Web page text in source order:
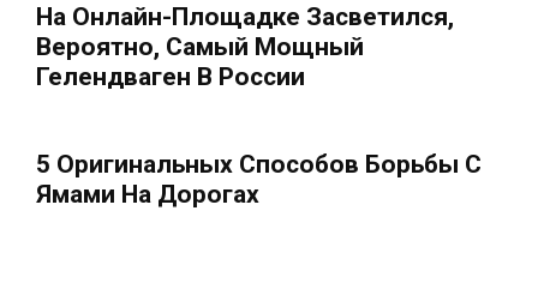
На Онлайн-Площадке Засветился,
Вероятно, Самый Мощный
Гелендваген В России
5 Оригинальных Способов Борьбы С
Ямами На Дорогах